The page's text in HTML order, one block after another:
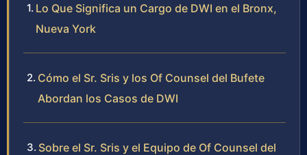
Lo Que Significa un Cargo de DWI en el Bronx,
Nueva York
Cómo el Sr. Sris y los Of Counsel del Bufete
Abordan los Casos de DWI
Sobre el Sr. Sris y el Equipo de Of Counsel del